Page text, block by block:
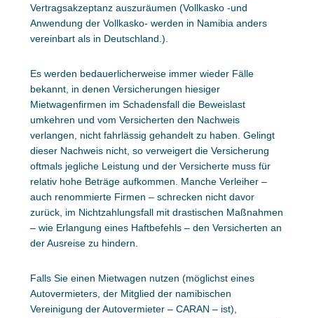
Vertragsakzeptanz auszuräumen (Vollkasko -und
Anwendung der Vollkasko- werden in Namibia anders
vereinbart als in Deutschland.).
Es werden bedauerlicherweise immer wieder Fälle
bekannt, in denen Versicherungen hiesiger
Mietwagenfirmen im Schadensfall die Beweislast
umkehren und vom Versicherten den Nachweis
verlangen, nicht fahrlässig gehandelt zu haben. Gelingt
dieser Nachweis nicht, so verweigert die Versicherung
oftmals jegliche Leistung und der Versicherte muss für
relativ hohe Beträge aufkommen. Manche Verleiher –
auch renommierte Firmen – schrecken nicht davor
zurück, im Nichtzahlungsfall mit drastischen Maßnahmen
– wie Erlangung eines Haftbefehls – den Versicherten an
der Ausreise zu hindern.
Falls Sie einen Mietwagen nutzen (möglichst eines
Autovermieters, der Mitglied der namibischen
Vereinigung der Autovermieter – CARAN – ist),